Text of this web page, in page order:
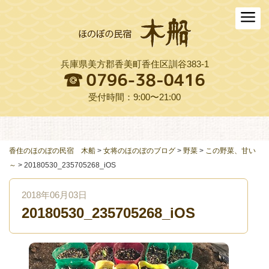
兵庫県美方郡香美町香住区訓谷383-1
受付時間：9:00〜21:00
交通アクセス
よくある質問
お役立ちリンク集
ご予約プラン一覧
English
香住のほのぼの民宿 木船 > 女将のほのぼのブログ > 野菜 > この野菜、甘い
～ > 20180530_235705268_iOS
2018年06月03日
20180530_235705268_iOS